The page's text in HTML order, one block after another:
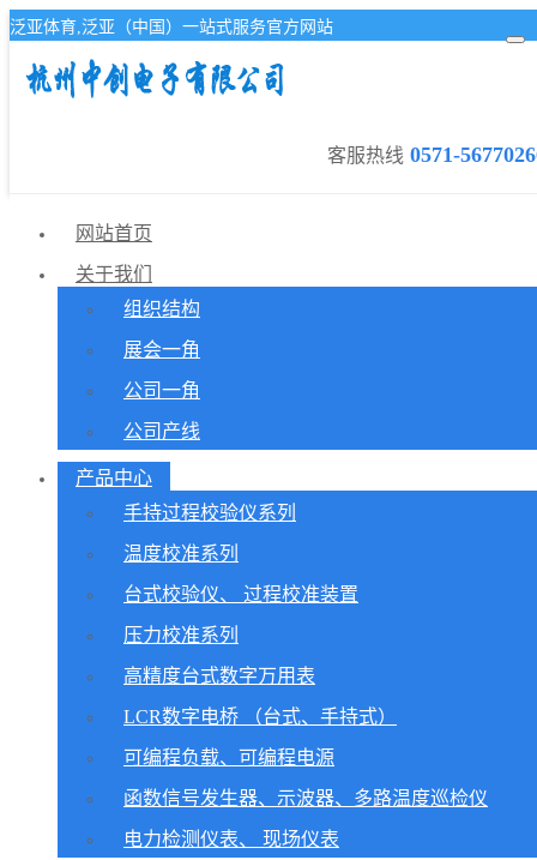
泛亚体育,泛亚（中国）一站式服务官方网站
客服热线 0571-
网站首页
关于我们
组织结构
展会一角
公司一角
公司产线
产品中心
手持过程校验仪系列
温度校准系列
台式校验仪、 过程校准装置
压力校准系列
高精度台式数字万用表
LCR数字电桥 （台式、手持式）
可编程负载、可编程电源
函数信号发生器、示波器、多路温度巡检仪
电力检测仪表、 现场仪表